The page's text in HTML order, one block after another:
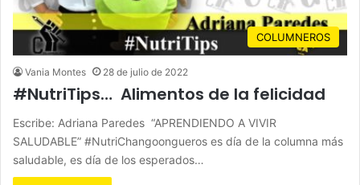
COLUMNEROS
Vania Montes 28 de julio de 2022
#NutriTips… Alimentos de la felicidad
Escribe: Adriana Paredes “APRENDIENDO A VIVIR
SALUDABLE” #NutriChangoongueros es día de la columna más
saludable, es día de los esperados…